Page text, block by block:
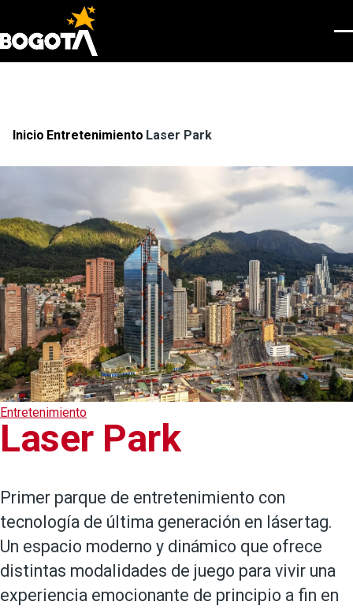
Pasar al contenido principal
Ruta
de
Inicio Entretenimiento Laser Park
Entretenimiento
Laser Park
Primer parque de entretenimiento con
tecnología de última generación en lásertag.
Un espacio moderno y dinámico que ofrece
distintas modalidades de juego para vivir una
experiencia emocionante de principio a fin en